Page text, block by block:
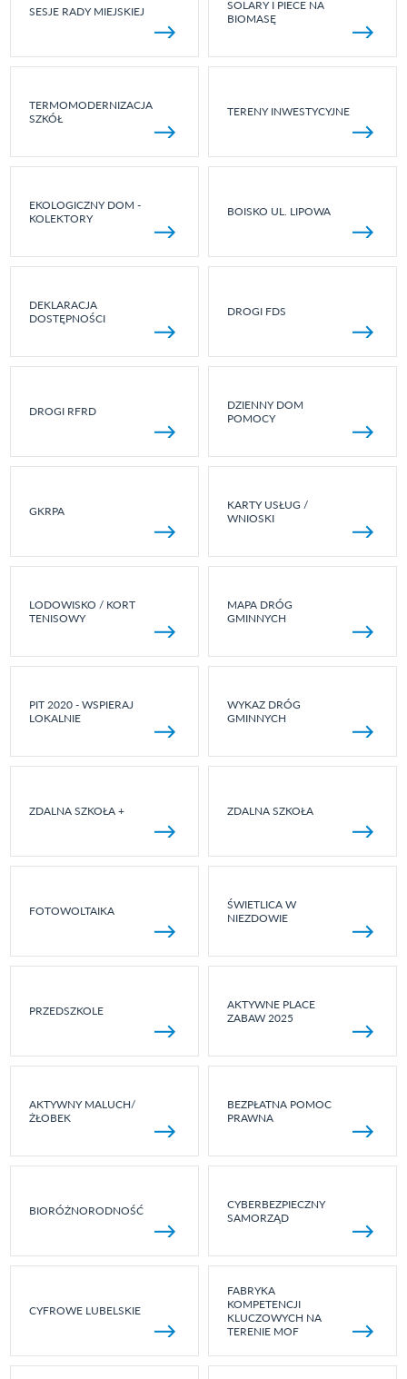
SESJE RADY MIEJSKIEJ
SOLARY I PIECE NA
BIOMASĘ
TERMOMODERNIZACJA
SZKÓŁ
TERENY INWESTYCYJNE
EKOLOGICZNY DOM -
KOLEKTORY
BOISKO UL. LIPOWA
DEKLARACJA
DOSTĘPNOŚCI
DROGI FDS
DROGI RFRD
DZIENNY DOM
POMOCY
GKRPA
KARTY USŁUG /
WNIOSKI
LODOWISKO / KORT
TENISOWY
MAPA DRÓG
GMINNYCH
PIT 2020 - WSPIERAJ
LOKALNIE
WYKAZ DRÓG
GMINNYCH
ZDALNA SZKOŁA + ZDALNA SZKOŁA
FOTOWOLTAIKA
ŚWIETLICA W
NIEZDOWIE
PRZEDSZKOLE
AKTYWNE PLACE
ZABAW 2025
AKTYWNY MALUCH/
ŻŁOBEK
BEZPŁATNA POMOC
PRAWNA
BIORÓŻNORODNOŚĆ
CYBERBEZPIECZNY
SAMORZĄD
CYFROWE LUBELSKIE
FABRYKA
KOMPETENCJI
KLUCZOWYCH NA
TERENIE MOF